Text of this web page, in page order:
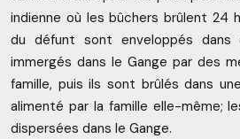
indienne où les bûchers brûlent 24
du défunt sont enveloppés
immergés dans le Gange par des
famille, puis ils sont brûlés dans
alimenté par la famille elle-même;
dispersées dans le Gange.